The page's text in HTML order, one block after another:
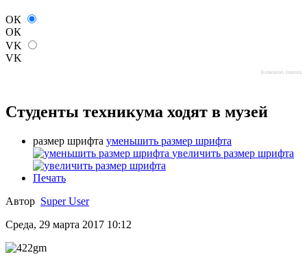
ОК
ОК
VK
VK
Extension Joomla
Студенты техникума ходят в музей
размер шрифта уменьшить размер шрифта
увеличить размер шрифта
Печать
Автор Super User
Среда, 29 марта 2017 10:12